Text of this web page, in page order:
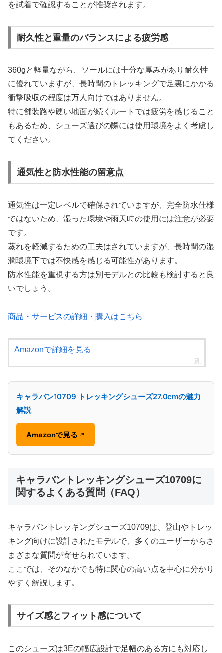
を試着で確認することが推奨されます。
耐久性と重量のバランスによる疲労感
360gと軽量ながら、ソールには十分な厚みがあり耐久性
に優れていますが、長時間のトレッキングで足裏にかかる
衝撃吸収の程度は万人向けではありません。
特に舗装路や硬い地面が続くルートでは疲労を感じること
もあるため、シューズ選びの際には使用環境をよく考慮し
てください。
通気性と防水性能の留意点
通気性は一定レベルで確保されていますが、完全防水仕様
ではないため、湿った環境や雨天時の使用には注意が必要
です。
蒸れを軽減するための工夫はされていますが、長時間の湿
潤環境下では不快感を感じる可能性があります。
防水性能を重視する方は別モデルとの比較も検討すると良
いでしょう。
商品・サービスの詳細・購入はこちら
Amazonで詳細を見る
キャラバン10709 トレッキングシューズ27.0cmの魅力
解説
Amazonで見る ↗
キャラバントレッキングシューズ10709に
関するよくある質問（FAQ）
キャラバントレッキングシューズ10709は、登山やトレッ
キング向けに設計されたモデルで、多くのユーザーからさ
まざまな質問が寄せられています。
ここでは、そのなかでも特に関心の高い点を中心に分かり
やすく解説します。
サイズ感とフィット感について
このシューズは3Eの幅広設計で足幅のある方にも対応し